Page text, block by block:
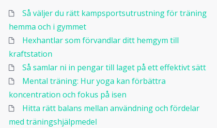
Så väljer du rätt kampsportsutrustning för träning
hemma och i gymmet
Hexhantlar som förvandlar ditt hemgym till
kraftstation
Så samlar ni in pengar till laget på ett effektivt sätt
Mental träning: Hur yoga kan förbättra
koncentration och fokus på isen
Hitta rätt balans mellan användning och fördelar
med träningshjälpmedel